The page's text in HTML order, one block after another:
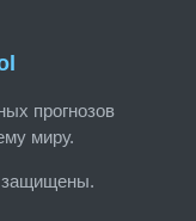
прогнозов
миру.
защищены.